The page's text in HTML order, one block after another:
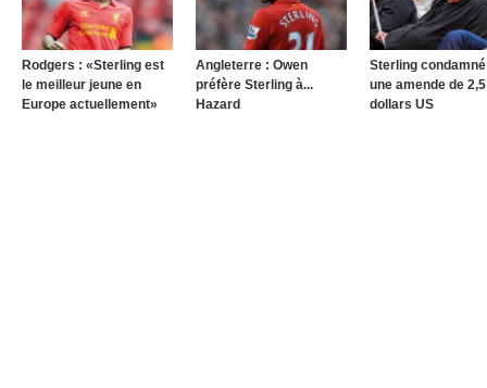
Rodgers : «Sterling est
le meilleur jeune en
Europe actuellement»
Angleterre : Owen
préfère Sterling à...
Hazard
Sterling
une amende de
dollars US